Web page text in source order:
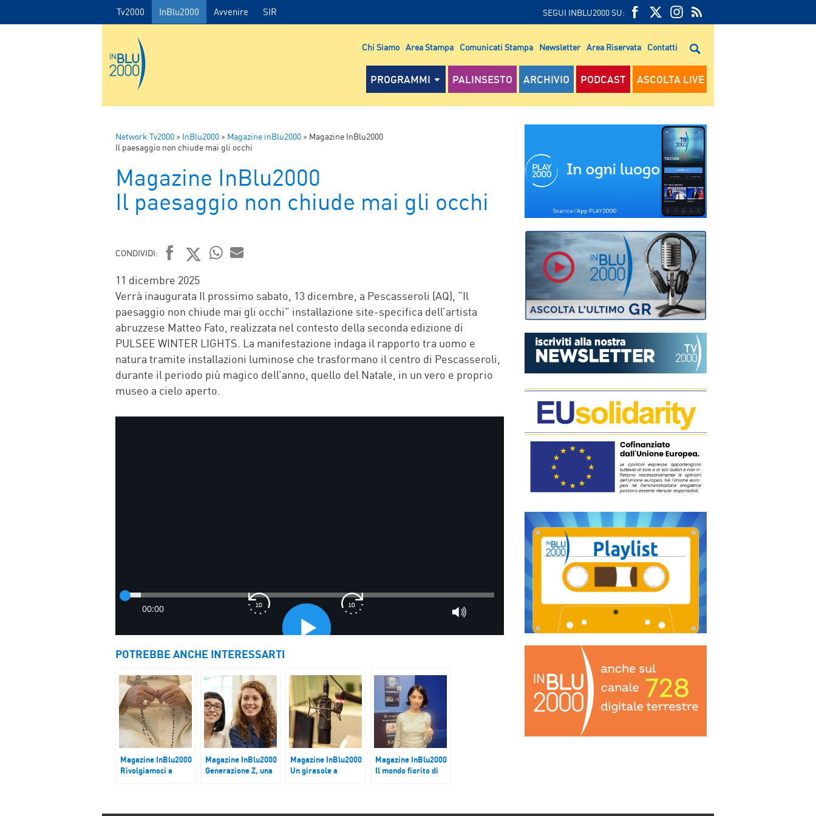
Tv2000 InBlu2000 Avvenire SIR SEGUI INBLU2000 SU:
FEED
RSS
RSS
Chi Siamo Area Stampa Comunicati Stampa Newsletter Area Riservata Contatti
PROGRAMMI PALINSESTO ARCHIVIO PODCAST ASCOLTA LIVE
Network Tv2000 > InBlu2000 > Magazine inBlu2000 > Magazine InBlu2000
Il paesaggio non chiude mai gli occhi
Magazine InBlu2000
Il paesaggio non chiude mai gli occhi
CONDIVIDI:
FACEBOOK
TWITTER
11 dicembre 2025
Verrà inaugurata Il prossimo sabato, 13 dicembre, a Pescasseroli (AQ), “Il
paesaggio non chiude mai gli occhi” installazione site-specifica dell’artista
abruzzese Matteo Fato, realizzata nel contesto della seconda edizione di
PULSEE WINTER LIGHTS. La manifestazione indaga il rapporto tra uomo e
natura tramite installazioni luminose che trasformano il centro di Pescasseroli,
durante il periodo più magico dell’anno, quello del Natale, in un vero e proprio
museo a cielo aperto.
POTREBBE ANCHE INTERESSARTI
Magazine InBlu2000
Rivolgiamoci a
Magazine InBlu2000
Generazione Z, una
Magazine InBlu2000
Un girasole a
Magazine InBlu2000
Il mondo fiorito di